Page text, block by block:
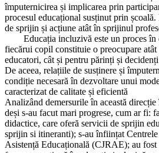
împuternicirea și implicarea prin
procesul educațional susținut prin școală.
de sprijin și acțiune atât în sprijinul
Educația incluzivă este un proces în
fiecărui copil constituie o preocupare
educatori, cât și pentru părinți și
De aceea, relațiile de susținere și
condiție necesară în dezvoltare unui
caracterizat de calitate și eficientă
Analizând demersurile în această
deși s-au facut mari progrese, cum ar fi:
didactice, care oferă servicii de sprijin
sprijin si itineranti); s-au înființat Centrele
Asistență Educațională (CJRAE); au fost